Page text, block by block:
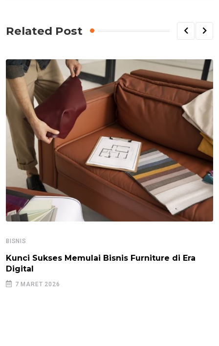
Related Post
BISNIS
Kunci Sukses Memulai Bisnis Furniture di Era
Digital
7 MARET 2026